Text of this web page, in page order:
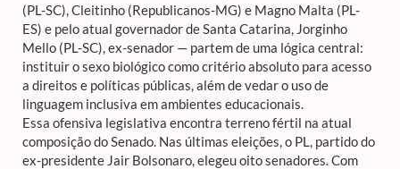
(PL-SC), Cleitinho (Republicanos-MG) e Magno Malta (PL-
ES) e pelo atual governador de Santa Catarina, Jorginho
Mello (PL-SC), ex-senador — partem de uma lógica central:
instituir o sexo biológico como critério absoluto para acesso
a direitos e políticas públicas, além de vedar o uso de
linguagem inclusiva em ambientes educacionais.
Essa ofensiva legislativa encontra terreno fértil na atual
composição do Senado. Nas últimas eleições, o PL, partido do
ex-presidente Jair Bolsonaro, elegeu oito senadores. Com